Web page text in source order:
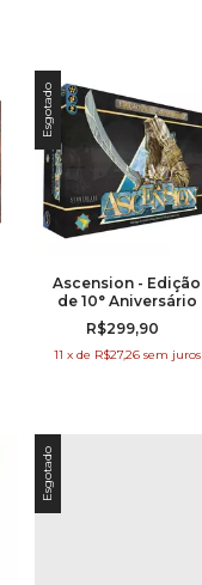
Esgotado
Ascension - Edição
de 10° Aniversário
R$299,90
11 x de R$27,26 sem juros
Esgotado